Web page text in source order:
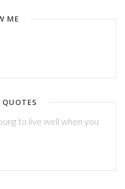
ME
to live well when you